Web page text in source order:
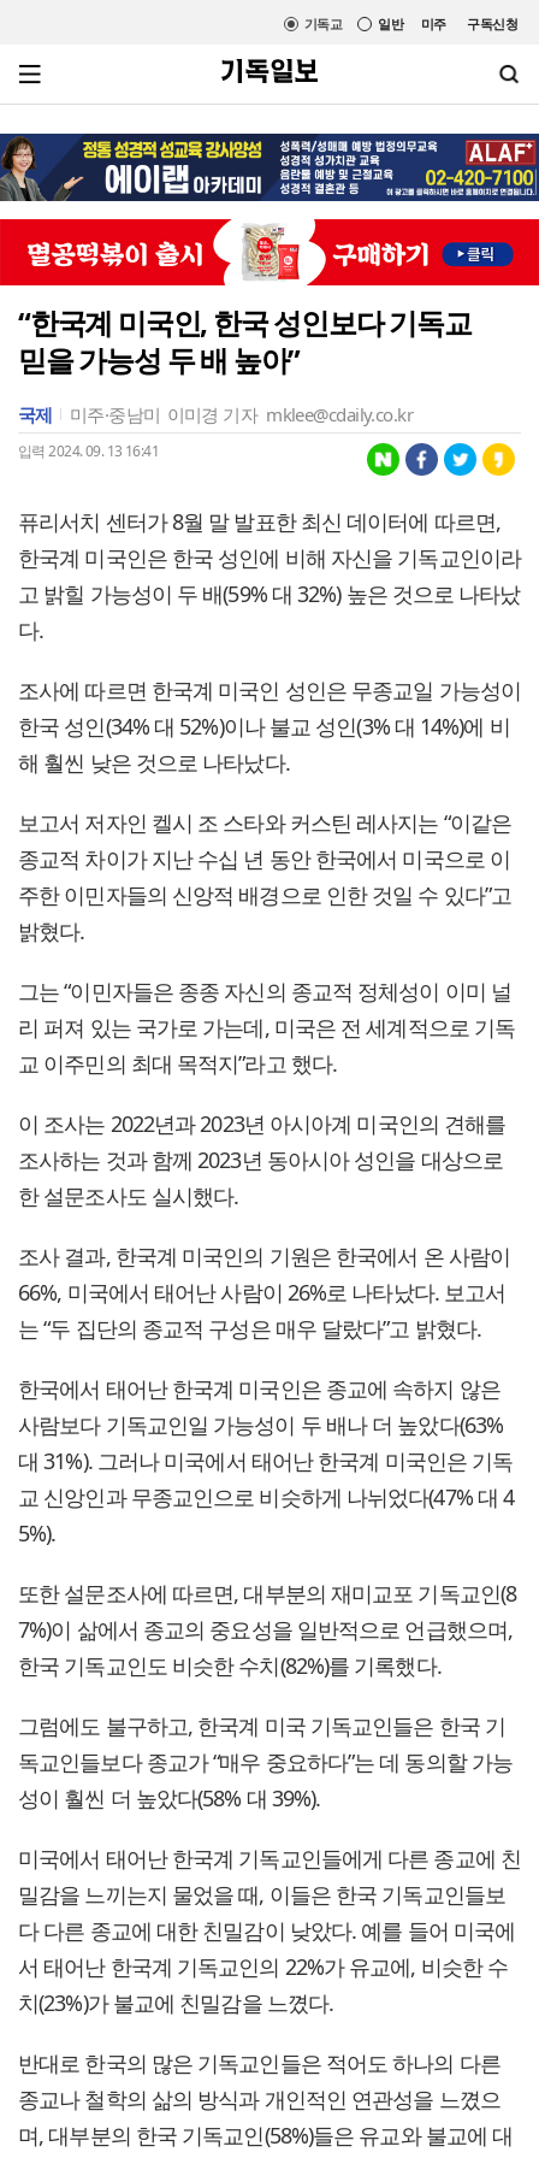
미주 구독신청
일반
기독교
“한국계 미국인, 한국 성인보다 기독교
믿을 가능성 두 배 높아”
국제 미주·중남미 이미경 기자 mklee@cdaily.co.kr
입력 2024. 09. 13 16:41
퓨리서치 센터가 8월 말 발표한 최신 데이터에 따르면,
한국계 미국인은 한국 성인에 비해 자신을 기독교인이라
고 밝힐 가능성이 두 배(59% 대 32%) 높은 것으로 나타났
다.
조사에 따르면 한국계 미국인 성인은 무종교일 가능성이
한국 성인(34% 대 52%)이나 불교 성인(3% 대 14%)에 비
해 훨씬 낮은 것으로 나타났다.
보고서 저자인 켈시 조 스타와 커스틴 레사지는 “이같은
종교적 차이가 지난 수십 년 동안 한국에서 미국으로 이
주한 이민자들의 신앙적 배경으로 인한 것일 수 있다”고
밝혔다.
그는 “이민자들은 종종 자신의 종교적 정체성이 이미 널
리 퍼져 있는 국가로 가는데, 미국은 전 세계적으로 기독
교 이주민의 최대 목적지”라고 했다.
이 조사는 2022년과 2023년 아시아계 미국인의 견해를
조사하는 것과 함께 2023년 동아시아 성인을 대상으로
한 설문조사도 실시했다.
조사 결과, 한국계 미국인의 기원은 한국에서 온 사람이
66%, 미국에서 태어난 사람이 26%로 나타났다. 보고서
는 “두 집단의 종교적 구성은 매우 달랐다”고 밝혔다.
한국에서 태어난 한국계 미국인은 종교에 속하지 않은
사람보다 기독교인일 가능성이 두 배나 더 높았다(63%
대 31%). 그러나 미국에서 태어난 한국계 미국인은 기독
교 신앙인과 무종교인으로 비슷하게 나뉘었다(47% 대 4
5%).
또한 설문조사에 따르면, 대부분의 재미교포 기독교인(8
7%)이 삶에서 종교의 중요성을 일반적으로 언급했으며,
한국 기독교인도 비슷한 수치(82%)를 기록했다.
그럼에도 불구하고, 한국계 미국 기독교인들은 한국 기
독교인들보다 종교가 “매우 중요하다”는 데 동의할 가능
성이 훨씬 더 높았다(58% 대 39%).
미국에서 태어난 한국계 기독교인들에게 다른 종교에 친
밀감을 느끼는지 물었을 때, 이들은 한국 기독교인들보
다 다른 종교에 대한 친밀감이 낮았다. 예를 들어 미국에
서 태어난 한국계 기독교인의 22%가 유교에, 비슷한 수
치(23%)가 불교에 친밀감을 느꼈다.
반대로 한국의 많은 기독교인들은 적어도 하나의 다른
종교나 철학의 삶의 방식과 개인적인 연관성을 느꼈으
며, 대부분의 한국 기독교인(58%)들은 유교와 불교에 대